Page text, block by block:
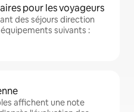
pour les voyageurs
des séjours direction
suivants :
affichent une note